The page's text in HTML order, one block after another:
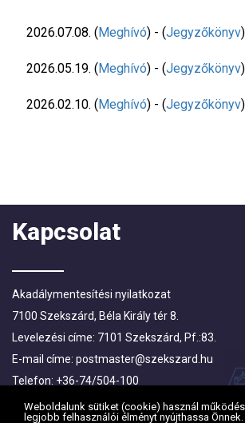
Weboldalunk sütiket (cookie) használ
legjobb felhasználói élményt nyújthassa
2026.07.08. (Meghívó) - (Jegyzőkönyv
2026.05.19. (Meghívó) - (Jegyzőkönyv
2026.02.10. (Meghívó) - (Jegyzőkönyv
Kapcsolat
Akadálymentesítési nyilatkozat
7100 Szekszárd, Béla Király tér 8.
Levelezési címe: 7101 Szekszárd, Pf.:83.
E-mail címe: postmaster@szekszard.hu
Telefon: +36-74/504-100
Fax: +36-74/412-719; +36-74/510-251